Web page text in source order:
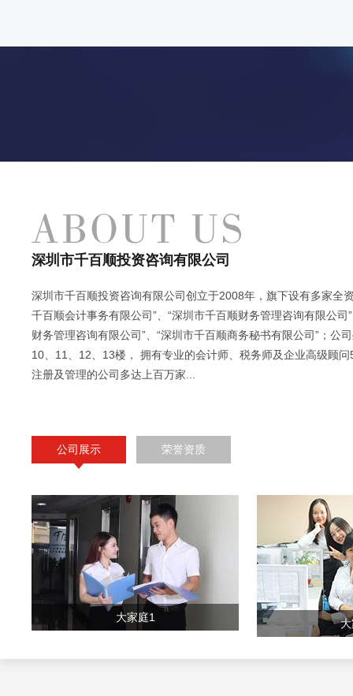
深圳市千百顺投资咨询有限公司
深圳市千百顺投资咨询有限公司创立于2008年，旗下设有多家全
千百顺会计事务有限公司”、“深圳市千百顺财务管理咨询有限公司
财务管理咨询有限公司”、“深圳市千百顺商务秘书有限公司”；公
10、11、12、13楼， 拥有专业的会计师、税务师及企业高级顾
注册及管理的公司多达上百万家...
公司展示 荣誉资质
大家庭1